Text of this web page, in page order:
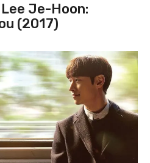
Je-Hoon:
(2017)